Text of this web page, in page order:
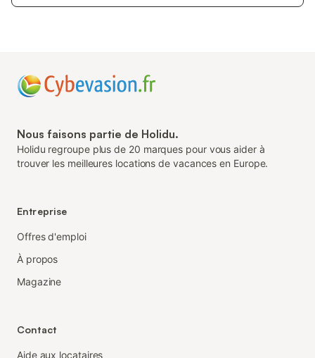
Nous faisons partie de Holidu.
Holidu regroupe plus de 20 marques pour vous aider à
trouver les meilleures locations de vacances en Europe.
Entreprise
Offres d'emploi
À propos
Magazine
Contact
Aide aux locataires